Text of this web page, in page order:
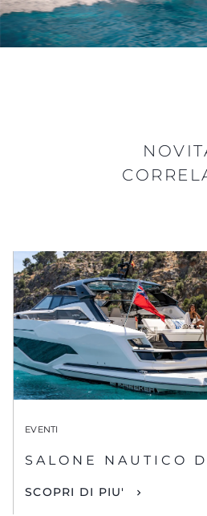
EVENTI
SALONE NAUTICO
SCOPRI DI PIU'